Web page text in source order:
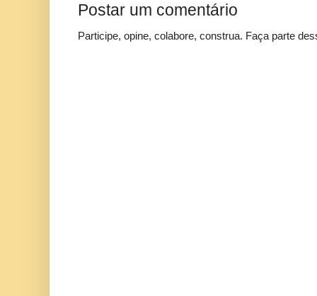
Postar um comentário
Participe, opine, colabore, construa. Faça parte